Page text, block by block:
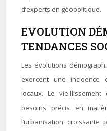
d’experts en géopolitique.
EVOLUTION
TENDANCES
Les évolutions
exercent une incidence
locaux. Le
besoins précis en
l’urbanisation